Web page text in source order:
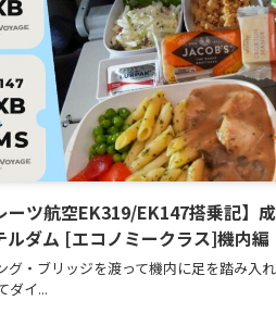
ーツ航空EK319/EK147搭乗記】
ルダム [エコノミークラス]機内編
グ・ブリッジを渡って機内に足を踏み入
ダイ...